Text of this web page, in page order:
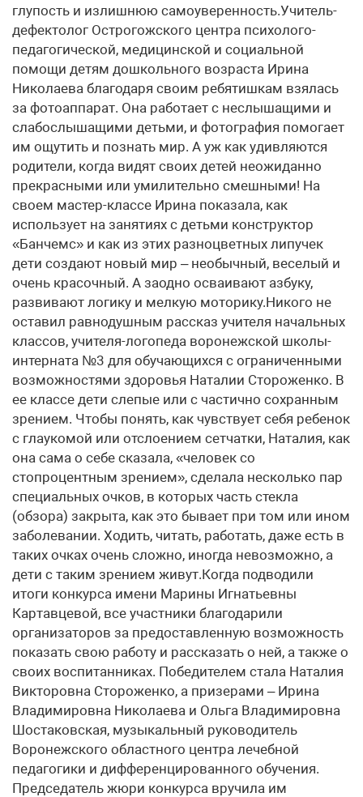
глупость и излишнюю самоуверенность.Учитель-
дефектолог Острогожского центра психолого-
педагогической, медицинской и социальной
помощи детям дошкольного возраста Ирина
Николаева благодаря своим ребятишкам взялась
за фотоаппарат. Она работает с неслышащими и
слабослышащими детьми, и фотография помогает
им ощутить и познать мир. А уж как удивляются
родители, когда видят своих детей неожиданно
прекрасными или умилительно смешными! На
своем мастер-классе Ирина показала, как
использует на занятиях с детьми конструктор
«Банчемс» и как из этих разноцветных липучек
дети создают новый мир – необычный, веселый и
очень красочный. А заодно осваивают азбуку,
развивают логику и мелкую моторику.Никого не
оставил равнодушным рассказ учителя начальных
классов, учителя-логопеда воронежской школы-
интерната №3 для обучающихся с ограниченными
возможностями здоровья Наталии Стороженко. В
ее классе дети слепые или с частично сохранным
зрением. Чтобы понять, как чувствует себя ребенок
с глаукомой или отслоением сетчатки, Наталия, как
она сама о себе сказала, «человек со
стопроцентным зрением», сделала несколько пар
специальных очков, в которых часть стекла
(обзора) закрыта, как это бывает при том или ином
заболевании. Ходить, читать, работать, даже есть в
таких очках очень сложно, иногда невозможно, а
дети с таким зрением живут.Когда подводили
итоги конкурса имени Марины Игнатьевны
Картавцевой, все участники благодарили
организаторов за предоставленную возможность
показать свою работу и рассказать о ней, а также о
своих воспитанниках. Победителем стала Наталия
Викторовна Стороженко, а призерами – Ирина
Владимировна Николаева и Ольга Владимировна
Шостаковская, музыкальный руководитель
Воронежского областного центра лечебной
педагогики и дифференцированного обучения.
Председатель жюри конкурса вручила им